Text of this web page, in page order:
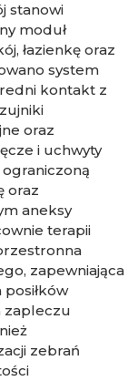
stanowi
moduł
łazienkę oraz
system
kontakt z
oraz
i uchwyty
oraz
aneksy
terapii
zapewniająca
zapleczu
zebrań